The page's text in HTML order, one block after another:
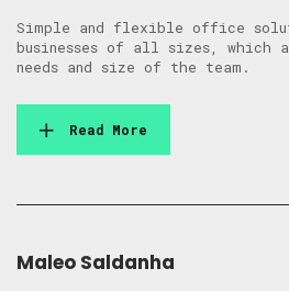
Simple and flexible office
businesses of all sizes, which
needs and size of the team.
Read More
Maleo Saldanha